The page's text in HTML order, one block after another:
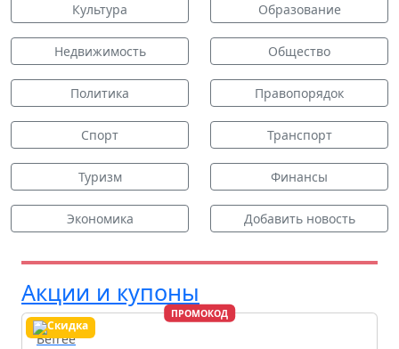
Культура Образование
Недвижимость Общество
Политика Правопорядок
Спорт Транспорт
Туризм Финансы
Экономика Добавить новость
Акции и купоны
ПРОМОКОД
Befree